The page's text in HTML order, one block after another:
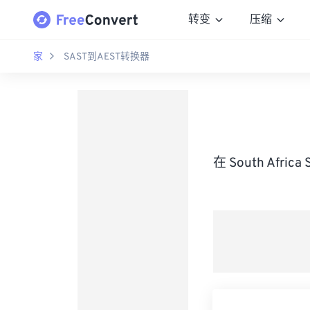
转变 压缩
家 SAST到AEST转换器
在 South Africa